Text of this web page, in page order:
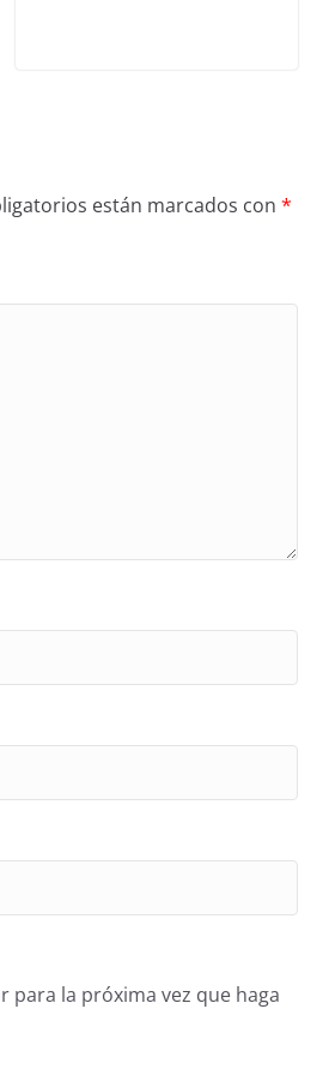
están marcados con *
la próxima vez que haga